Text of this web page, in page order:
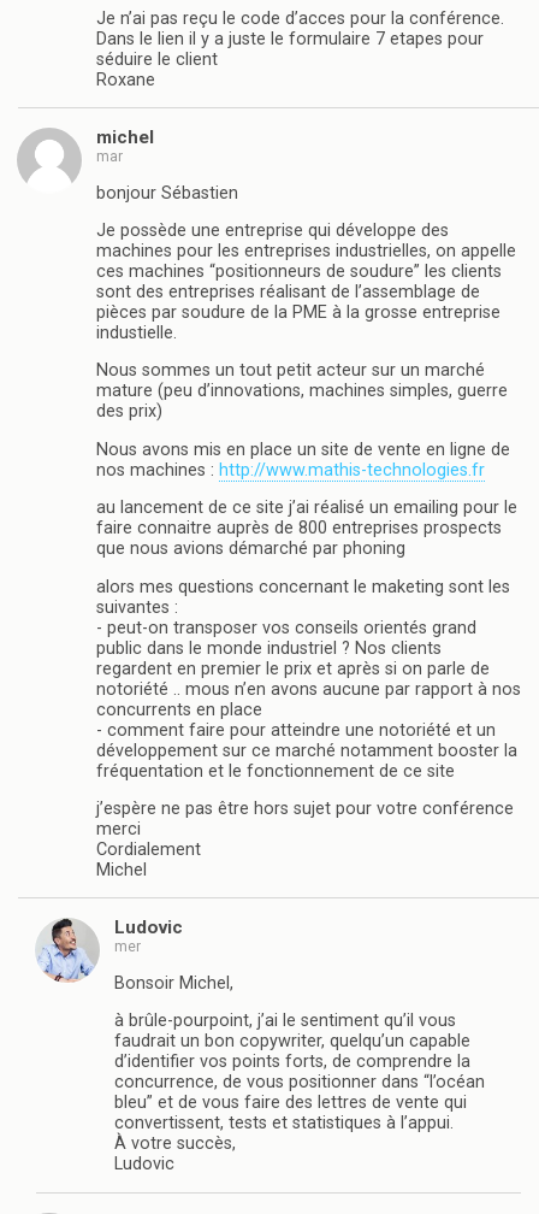
Je n’ai pas reçu le code d’acces pour la conférence.
Dans le lien il y a juste le formulaire 7 etapes pour
séduire le client
Roxane
michel
mar
bonjour Sébastien
Je possède une entreprise qui développe des
machines pour les entreprises industrielles, on appelle
ces machines “positionneurs de soudure” les clients
sont des entreprises réalisant de l’assemblage de
pièces par soudure de la PME à la grosse entreprise
industielle.
Nous sommes un tout petit acteur sur un marché
mature (peu d’innovations, machines simples, guerre
des prix)
Nous avons mis en place un site de vente en ligne de
nos machines : http://www.mathis-technologies.fr
au lancement de ce site j’ai réalisé un emailing pour le
faire connaitre auprès de 800 entreprises prospects
que nous avions démarché par phoning
alors mes questions concernant le maketing sont les
suivantes :
- peut-on transposer vos conseils orientés grand
public dans le monde industriel ? Nos clients
regardent en premier le prix et après si on parle de
notoriété .. mous n’en avons aucune par rapport à nos
concurrents en place
- comment faire pour atteindre une notoriété et un
développement sur ce marché notamment booster la
fréquentation et le fonctionnement de ce site
j’espère ne pas être hors sujet pour votre conférence
merci
Cordialement
Michel
Ludovic
mer
Bonsoir Michel,
à brûle-pourpoint, j’ai le sentiment qu’il vous
faudrait un bon copywriter, quelqu’un capable
d’identifier vos points forts, de comprendre la
concurrence, de vous positionner dans “l’océan
bleu” et de vous faire des lettres de vente qui
convertissent, tests et statistiques à l’appui.
À votre succès,
Ludovic